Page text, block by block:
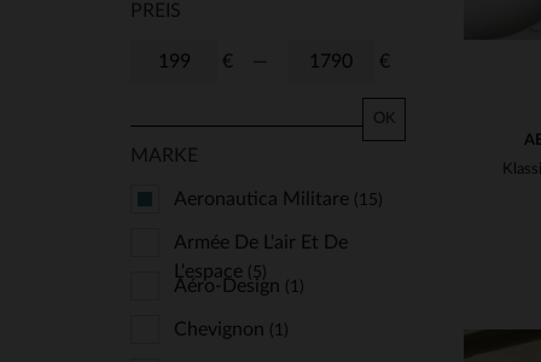
PREIS
€ — €
OK
MARKE
Aeronautica Militare (15)
Armée De L'air Et De
L'espace
(5)
Aéro-Design (1)
Chevignon (1)